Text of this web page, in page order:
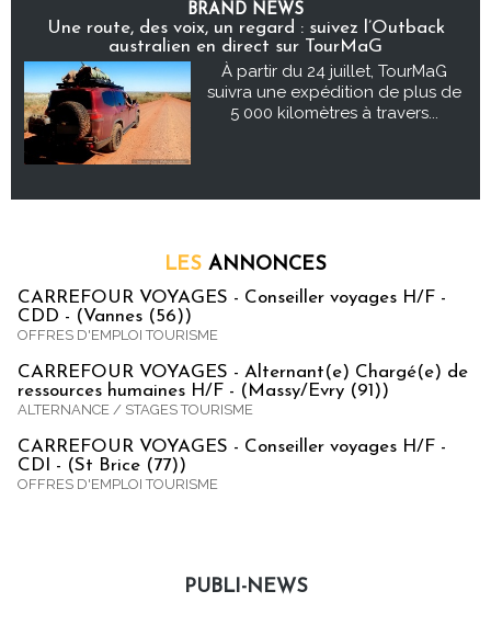
BRAND NEWS
Une route, des voix, un regard : suivez l’Outback
australien en direct sur TourMaG
À partir du 24 juillet, TourMaG
suivra une expédition de plus de
5 000 kilomètres à travers...
LES ANNONCES
CARREFOUR VOYAGES - Conseiller voyages H/F -
CDD - (Vannes (56))
OFFRES D'EMPLOI TOURISME
CARREFOUR VOYAGES - Alternant(e) Chargé(e) de
ressources humaines H/F - (Massy/Evry (91))
ALTERNANCE / STAGES TOURISME
CARREFOUR VOYAGES - Conseiller voyages H/F -
CDI - (St Brice (77))
OFFRES D'EMPLOI TOURISME
PUBLI-NEWS